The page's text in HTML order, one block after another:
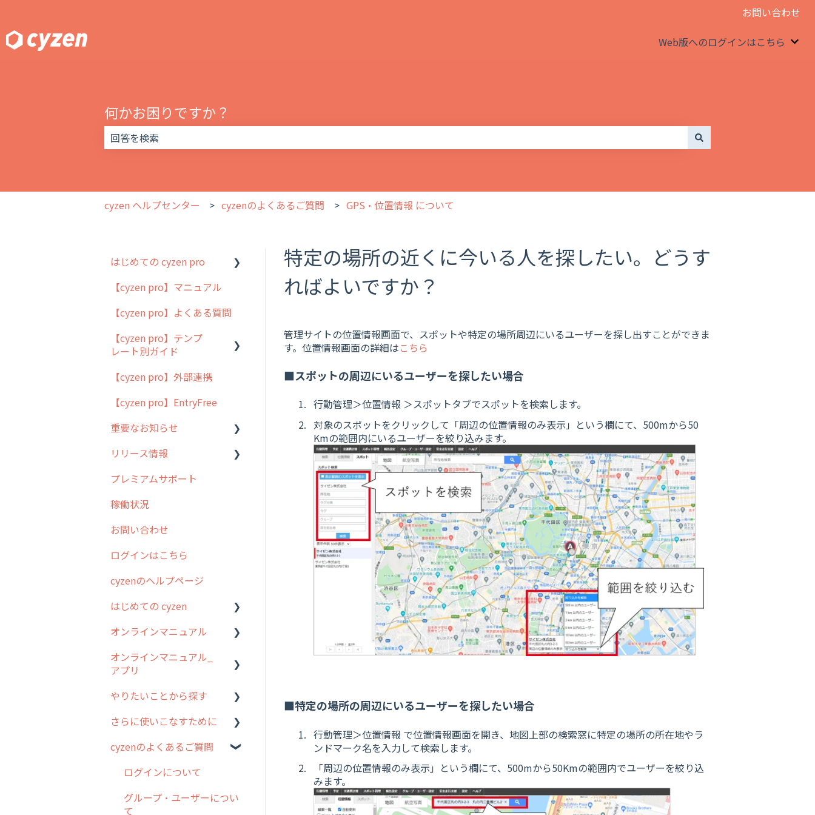
お問い合わせ
Web版へのログインはこちら
何かお困りですか？
cyzen ヘルプセンター cyzenのよくあるご質問 GPS・位置情報 について
特定の場所の近くに今いる人を探したい。どうす
ればよいですか？
管理サイトの位置情報画面で、スポットや特定の場所周辺にいるユーザーを探し出すことができま
す。位置情報画面の詳細はこちら
■スポットの周辺にいるユーザーを探したい場合
行動管理＞位置情報 ＞スポットタブでスポットを検索します。
対象のスポットをクリックして「周辺の位置情報のみ表示」という欄にて、500mから50
Kmの範囲内にいるユーザーを絞り込みます。
■特定の場所の周辺にいるユーザーを探したい場合
行動管理＞位置情報 で位置情報画面を開き、地図上部の検索窓に特定の場所の所在地やラ
ンドマーク名を入力して検索します。
「周辺の位置情報のみ表示」という欄にて、500mから50Kmの範囲内でユーザーを絞り込
みます。
はじめての cyzen pro
cyzen pro とは？
簡易マニュアル
cyzen proの位置情報取得
について
用語集
よくある質問
【cyzen pro】マニュアル
【cyzen pro】よくある質問
【cyzen pro】テンプ
レート別ガイド
ポスティング
ラウンダー
メンテナンス
外廻り営業
清掃
不動産
【cyzen pro】外部連携
【cyzen pro】EntryFree
重要なお知らせ
過去の重要なお知らせ
障害情報
リリース情報
リリース
2026年のリリース情報
2025年のリリース情報
2024年のリリース情報
2023年のリリース情報
過去のリリース
2019年までのリリース情
お客様の声を実現しました
プレミアムサポート
稼働状況
お問い合わせ
ログインはこちら
cyzenのヘルプページ
はじめての cyzen
0. はじめてのcyzenの使い
1. cyzenについて知ろう
2. 主要機能の概要
3. cyzenの位置情報取得に
ステム管理者編
5. 基本的な使い方：シス
テム管理者編
オンラインマニュアル
管理サイトの使い始め
報告書・行動種別
オンラインマニュアル_
アプリ
アプリの使い始め
ホーム画面
スポット
報告閲覧
予定
やりたいことから探す
行動管理
勤怠管理
予定管理
スポット
さらに使いこなすために
はじめに
スポット・ステータス関連
交通費自動計算
cyzenのよくあるご質問
ログインについて
グループ・ユーザーについ
て